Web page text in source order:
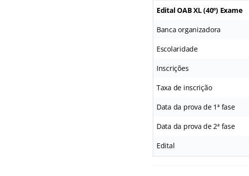
Edital OAB XL (40º) Exame
Banca organizadora
Escolaridade
Inscrições
Taxa de inscrição
Data da prova de 1ª fase
Data da prova de 2ª fase
Edital